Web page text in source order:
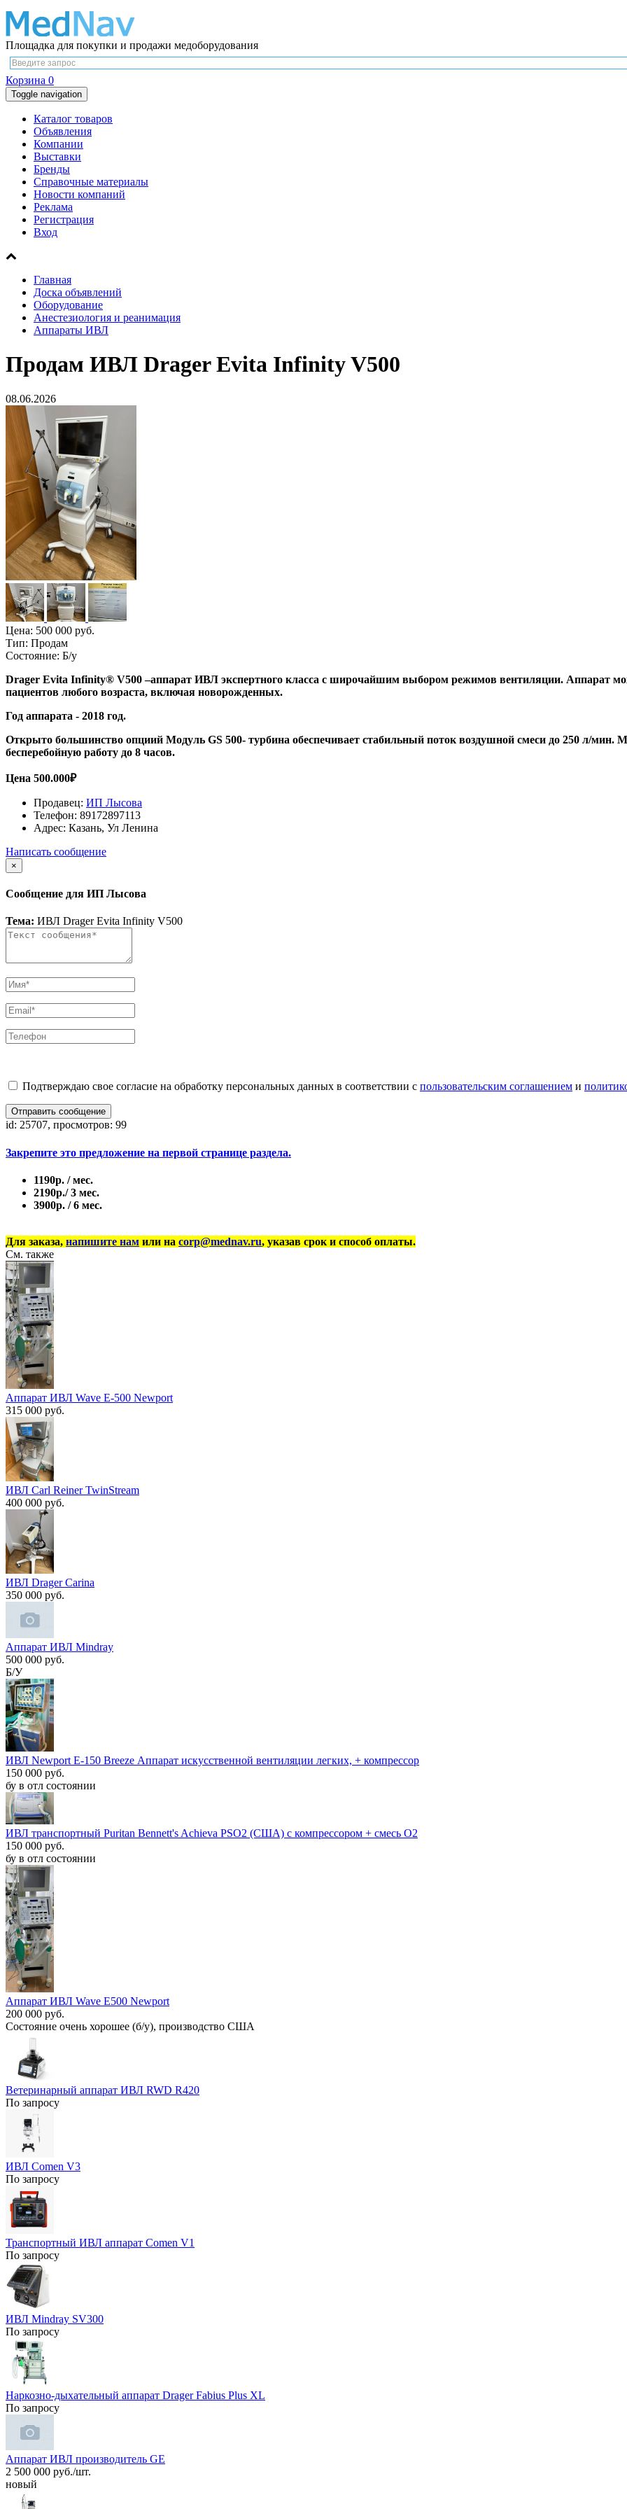
Площадка для покупки и продажи медоборудования
Корзина 0
Toggle navigation
Каталог товаров
Объявления
Компании
Выставки
Бренды
Справочные материалы
Новости компаний
Реклама
Регистрация
Вход
Главная
Доска объявлений
Оборудование
Анестезиология и реанимация
Аппараты ИВЛ
Продам ИВЛ Drager Evita Infinity V500
08.06.2026
Цена: 500 000 руб.
Тип: Продам
Состояние: Б/у
Drager Evita Infinity® V500 –аппарат ИВЛ экспертного класса с широчайшим выбором режимов вентиляции. Аппарат
пациентов любого возраста, включая новорожденных.
Год аппарата - 2018 год.
Открыто большинство опциий Модуль GS 500- турбина обеспечивает стабильный поток воздушной смеси до 250 л/мин.
бесперебойную работу до 8 часов.
Цена 500.000₽
Продавец: ИП Лысова
Телефон: 89172897113
Адрес: Казань, Ул Ленина
Написать сообщение
×
Сообщение для ИП Лысова
Тема: ИВЛ Drager Evita Infinity V500
Подтверждаю свое согласие на обработку персональных данных в соответствии с пользовательским соглашением и
Отправить сообщение
id: 25707, просмотров: 99
Закрепите это предложение на первой странице раздела.
1190р. / мес.
2190р./ 3 мес.
3900р. / 6 мес.
Для заказа, напишите нам или на corp@mednav.ru, указав срок и способ оплаты.
См. также
Аппарат ИВЛ Wave E-500 Newport
315 000 руб.
ИВЛ Сarl Reiner TwinStream
400 000 руб.
ИВЛ Drager Carina
350 000 руб.
Аппарат ИВЛ Mindray
500 000 руб.
Б/У
ИВЛ Newport E-150 Breeze Аппарат искусственной вентиляции легких, + компрессор
150 000 руб.
бу в отл состоянии
ИВЛ транспортный Puritan Bennett's Achieva PSO2 (США) с компрессором + смесь O2
150 000 руб.
бу в отл состоянии
Аппарат ИВЛ Wave E500 Newport
200 000 руб.
Состояние очень хорошее (б/у), производство США
Ветеринарный аппарат ИВЛ RWD R420
По запросу
ИВЛ Comen V3
По запросу
Транспортный ИВЛ аппарат Comen V1
По запросу
ИВЛ Mindray SV300
По запросу
Наркозно-дыхательный аппарат Drager Fabius Plus XL
По запросу
Аппарат ИВЛ производитель GE
2 500 000 руб./шт.
новый